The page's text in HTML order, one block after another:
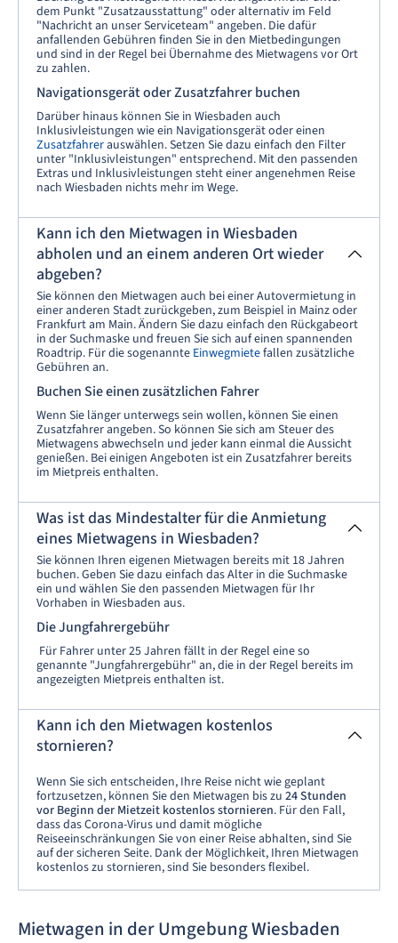
dem Punkt "Zusatzausstattung" oder alternativ im Feld
"Nachricht an unser Serviceteam" angeben. Die dafür
anfallenden Gebühren finden Sie in den Mietbedingungen
und sind in der Regel bei Übernahme des Mietwagens vor Ort
zu zahlen.
Navigationsgerät oder Zusatzfahrer buchen
Darüber hinaus können Sie in Wiesbaden auch
Inklusivleistungen wie ein Navigationsgerät oder einen
Zusatzfahrerauswählen. Setzen Sie dazu einfach den Filter
unter "Inklusivleistungen" entsprechend. Mit den passenden
Extras und Inklusivleistungen steht einer angenehmen Reise
nach Wiesbaden nichts mehr im Wege.
Kann ich den Mietwagen in Wiesbaden
abholen und an einem anderen Ort wieder
abgeben?
Sie können den Mietwagen auch bei einer Autovermietung in
einer anderen Stadt zurückgeben, zum Beispiel in Mainz oder
Frankfurt am Main. Ändern Sie dazu einfach den Rückgabeort
in der Suchmaske und freuen Sie sich auf einen spannenden
Roadtrip. Für die sogenannte Einwegmietefallen zusätzliche
Gebühren an.
Buchen Sie einen zusätzlichen Fahrer
Wenn Sie länger unterwegs sein wollen, können Sie einen
Zusatzfahrer angeben. So können Sie sich am Steuer des
Mietwagens abwechseln und jeder kann einmal die Aussicht
genießen. Bei einigen Angeboten ist ein Zusatzfahrer bereits
im Mietpreis enthalten.
Was ist das Mindestalter für die Anmietung
eines Mietwagens in Wiesbaden?
Sie können Ihren eigenen Mietwagen bereits mit 18 Jahren
buchen. Geben Sie dazu einfach das Alter in die Suchmaske
ein und wählen Sie den passenden Mietwagen für Ihr
Vorhaben in Wiesbaden aus.
Die Jungfahrergebühr
Für Fahrer unter 25 Jahren fällt in der Regel eine so
genannte "Jungfahrergebühr" an, die in der Regel bereits im
angezeigten Mietpreis enthalten ist.
Kann ich den Mietwagen kostenlos
stornieren?
Wenn Sie sich entscheiden, Ihre Reise nicht wie geplant
fortzusetzen, können Sie den Mietwagen bis zu 24 Stunden
vor Beginn der Mietzeit kostenlos stornieren. Für den Fall,
dass das Corona-Virus und damit mögliche
Reiseeinschränkungen Sie von einer Reise abhalten, sind Sie
auf der sicheren Seite. Dank der Möglichkeit, Ihren Mietwagen
kostenlos zu stornieren, sind Sie besonders flexibel.
Mietwagen in der Umgebung Wiesbaden